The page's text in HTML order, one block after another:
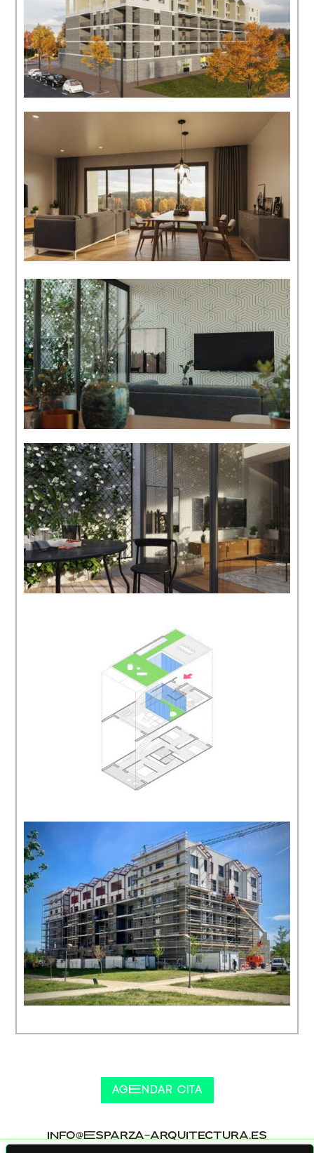
AGeNDAR CITA
INFO@eSPARZA-ARQUITECTURA.ES